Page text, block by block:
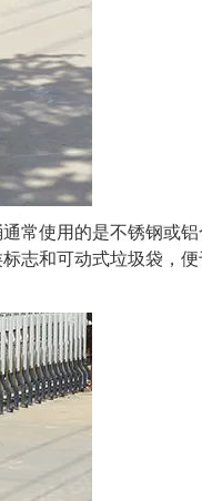
使用的是不锈钢或
志和可动式垃圾袋，